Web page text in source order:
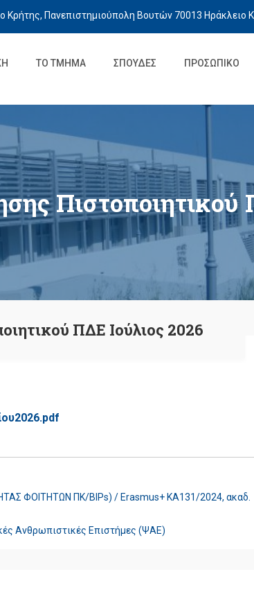
Κρήτης, Πανεπιστημιούπολη Βουτών 70013 Ηράκλειο
ΤΟ ΤΜΉΜΑ ΣΠΟΥΔΈΣ ΠΡΟΣΩΠΙΚΌ
Πιστοποιητικού
ΠΔΕ Ιούλιος 2026
ΦΟΙΤΗΤΩΝ ΠΚ/BIPs) / Erasmus+ ΚΑ131/2024, ακαδ.
Ανθρωπιστικές Επιστήμες (ΨΑΕ)